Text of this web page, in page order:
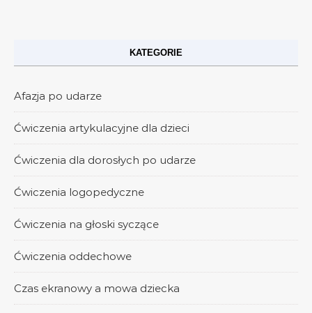
KATEGORIE
Afazja po udarze
Ćwiczenia artykulacyjne dla dzieci
Ćwiczenia dla dorosłych po udarze
Ćwiczenia logopedyczne
Ćwiczenia na głoski syczące
Ćwiczenia oddechowe
Czas ekranowy a mowa dziecka